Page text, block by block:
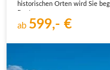
historischen Orten wird Sie
1. Tag, Anreise
Nach Rothenburg ob…
ab 599,- €